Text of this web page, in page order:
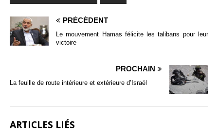
PRÉCÉDENT
Le mouvement Hamas félicite les talibans pour leur
victoire
PROCHAIN
La feuille de route intérieure et extérieure d’Israël
ARTICLES LIÉS